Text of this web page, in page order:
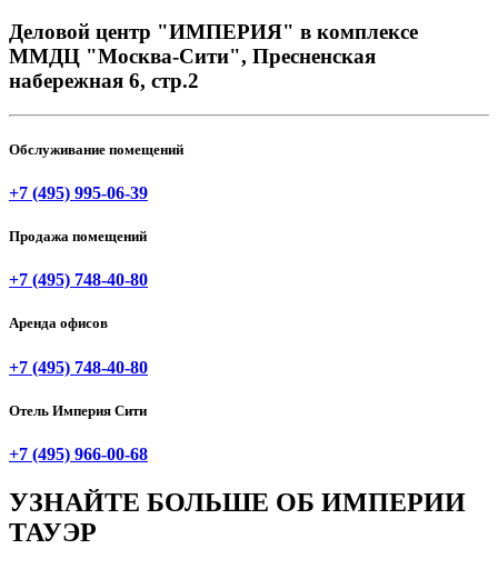
Деловой центр "ИМПЕРИЯ" в комплексе
ММДЦ "Москва-Сити", Пресненская
набережная 6, стр.2
Обслуживание помещений
+7 (495) 995-06-39
Продажа помещений
+7 (495) 748-40-80
Аренда офисов
+7 (495) 748-40-80
Отель Империя Сити
+7 (495) 966-00-68
УЗНАЙТЕ БОЛЬШЕ ОБ ИМПЕРИИ
ТАУЭР